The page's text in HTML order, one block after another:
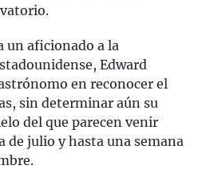
un aficionado a la
Edward
en reconocer el
sin determinar aún su
del que parecen venir
de julio y hasta una semana